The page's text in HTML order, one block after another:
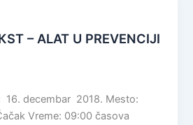
– ALAT U PREVENCIJI
16. decembar 2018. Mesto:
Vreme: 09:00 časova